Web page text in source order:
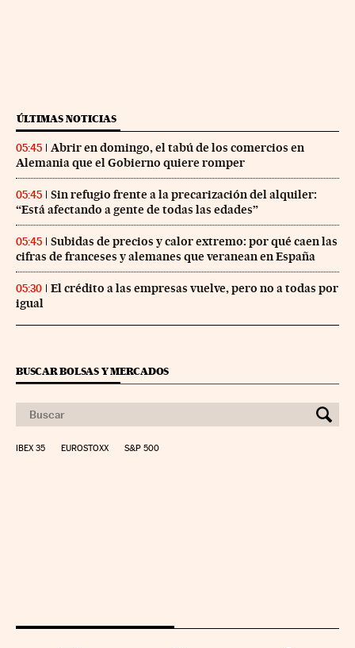
ÚLTIMAS NOTICIAS
05:45
Abrir en domingo, el tabú de los comercios en
Alemania que el Gobierno quiere romper
05:45
Sin refugio frente a la precarización del alquiler:
“Está afectando a gente de todas las edades”
05:45
Subidas de precios y calor extremo: por qué caen las
cifras de franceses y alemanes que veranean en España
05:30
El crédito a las empresas vuelve, pero no a todas por
igual
BUSCAR BOLSAS Y MERCADOS
IBEX 35 EUROSTOXX S&P 500